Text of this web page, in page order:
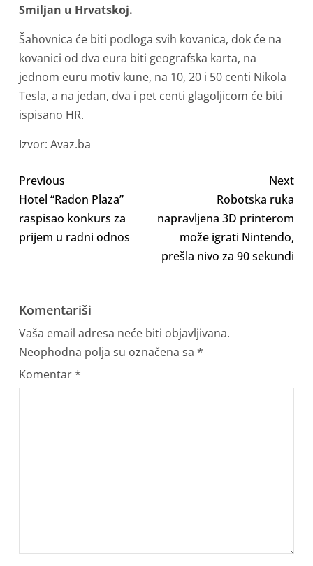
Smiljan u Hrvatskoj.
Šahovnica će biti podloga svih kovanica, dok će na
kovanici od dva eura biti geografska karta, na
jednom euru motiv kune, na 10, 20 i 50 centi Nikola
Tesla, a na jedan, dva i pet centi glagoljicom će biti
ispisano HR.
Izvor: Avaz.ba
Previous
Hotel “Radon Plaza”
raspisao konkurs za
prijem u radni odnos
Next
Robotska ruka
napravljena 3D printerom
može igrati Nintendo,
prešla nivo za 90 sekundi
Komentariši
Vaša email adresa neće biti objavljivana.
Neophodna polja su označena sa *
Komentar*